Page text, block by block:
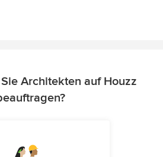
Architekten auf Houzz